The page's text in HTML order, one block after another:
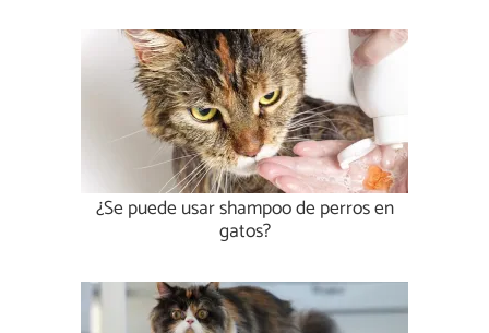
¿Se puede usar shampoo de perros en
gatos?